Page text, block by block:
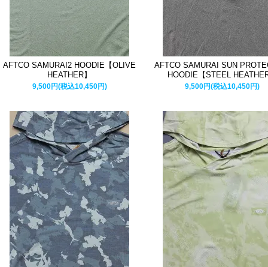
AFTCO SAMURAI2 HOODIE【OLIVE
HEATHER】
9,500円(税込10,450円)
AFTCO SAMURAI SUN
HOODIE【STEEL
9,500円(税込10,450円)